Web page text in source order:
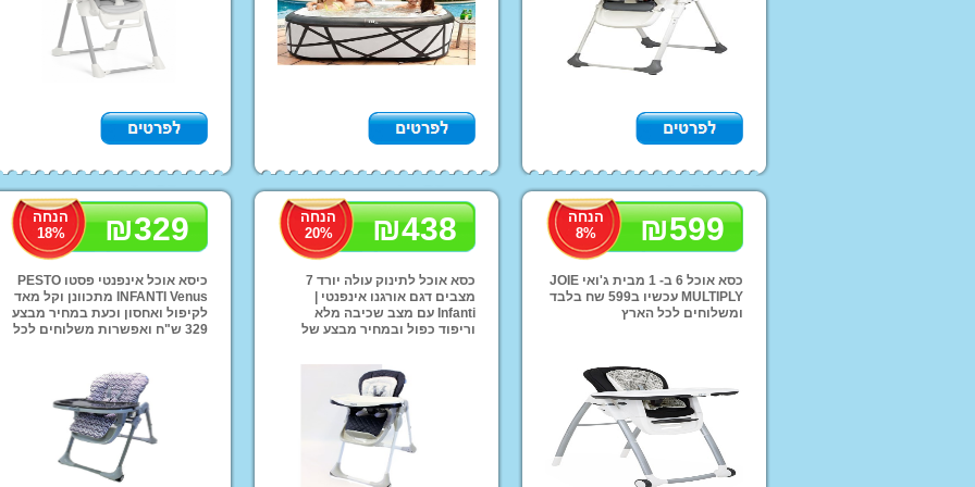
קורקינטים
בית בובות
מנשאים תיקי החתלה
צעצועי התפתחות
כלי נגינה לילדים
צעצוע התפתחות
Imaginarium
אופניים לילדים
קסדות ראש ממותגות
כסאות נשיאה
אופניי הרים וחשמליות
אופני איזון לילדים
צרפת
מוצרי ילדים ממותגים
מוצרי הלו קיטי
מוצרי פו הדוב
מוצרי מיקי מאוס
מוצרי ספיידרמן
עגלות תינוק במבצע קיץ
₪599
הנחה
8%
כסא אוכל 6 ב- 1 מבית ג'ואי JOIE
MULTIPLY עכשיו ב599 שח בלבד
ומשלוחים לכל הארץ
₪438
הנחה
20%
כסא אוכל לתינוק עולה יורד 7
מצבים דגם אורגנו אינפנטי |
Infanti עם מצב שכיבה מלא
וריפוד כפול ובמחיר מבצע של
₪329
הנחה
18%
כיסא אוכל אינפנטי פסטו PESTO
INFANTI Venus מתכוונן וקל מאד
לקיפול ואחסון וכעת במחיר מבצע
329 ש"ח ואפשרות משלוחים לכל